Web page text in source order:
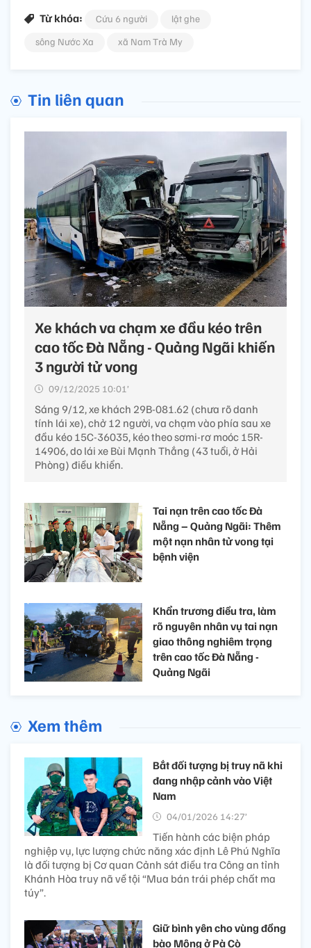
Từ khóa: Cứu 6 người
lật ghe
sông Nước Xa
xã Nam Trà My
Tin liên quan
Xe khách va chạm xe đầu kéo trên
cao tốc Đà Nẵng - Quảng Ngãi khiến
3 người tử vong
09/12/2025 10:01’
Sáng 9/12, xe khách 29B-081.62 (chưa rõ danh
tính lái xe), chở 12 người, va chạm vào phía sau xe
đầu kéo 15C-36035, kéo theo sơmi-rơ moóc 15R-
14906, do lái xe Bùi Mạnh Thắng (43 tuổi, ở Hải
Phòng) điều khiển.
Tai nạn trên cao tốc Đà
Nẵng – Quảng Ngãi: Thêm
một nạn nhân tử vong tại
bệnh viện
Khẩn trương điều tra, làm
rõ nguyên nhân vụ tai nạn
giao thông nghiêm trọng
trên cao tốc Đà Nẵng -
Quảng Ngãi
Xem thêm
Bắt đối tượng bị truy nã khi
đang nhập cảnh vào Việt
Nam
04/01/2026 14:27’
Tiến hành các biện pháp
nghiệp vụ, lực lượng chức năng xác định Lê Phú Nghĩa
là đối tượng bị Cơ quan Cảnh sát điều tra Công an tỉnh
Khánh Hòa truy nã về tội “Mua bán trái phép chất ma
túy”.
Giữ bình yên cho vùng đồng
bào Mông ở Pà Cò